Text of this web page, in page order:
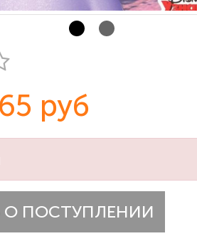
65 руб
ПОСТУПЛЕНИИ